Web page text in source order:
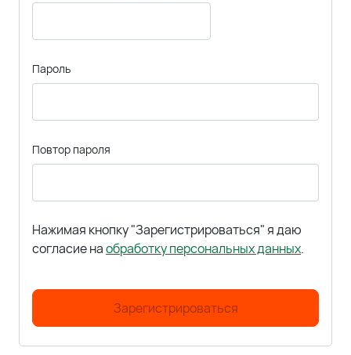
Пароль
Повтор пароля
Нажимая кнопку "Зарегистрироваться" я даю
согласие наобработку персональных данных.
Зарегистрироваться